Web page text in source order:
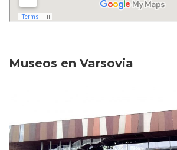
Museos en Varsovia